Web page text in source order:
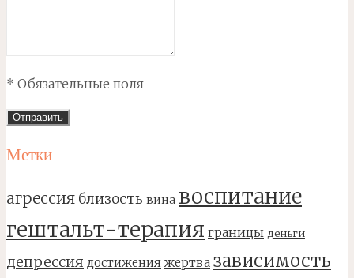
* Обязательные поля
Метки
агрессия близость вина воспитание
гештальт-терапия границы деньги
депрессия достижения жертва зависимость